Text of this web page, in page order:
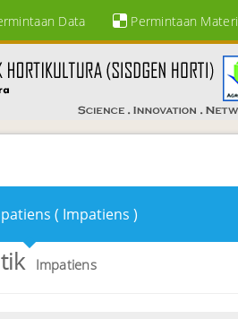
Data Permintaan Materi
( Impatiens )
Impatiens